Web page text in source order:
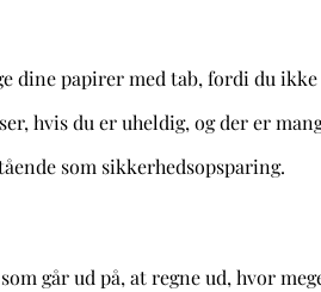
dine papirer med tab, fordi du
hvis du er uheldig, og der er
som sikkerhedsopsparing.
går ud på, at regne ud, hvor